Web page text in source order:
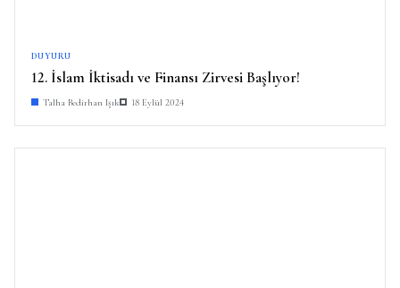
DUYURU
12. İslam İktisadı ve Finansı Zirvesi Başlıyor!
Talha Bedirhan Işık 18 Eylül 2024